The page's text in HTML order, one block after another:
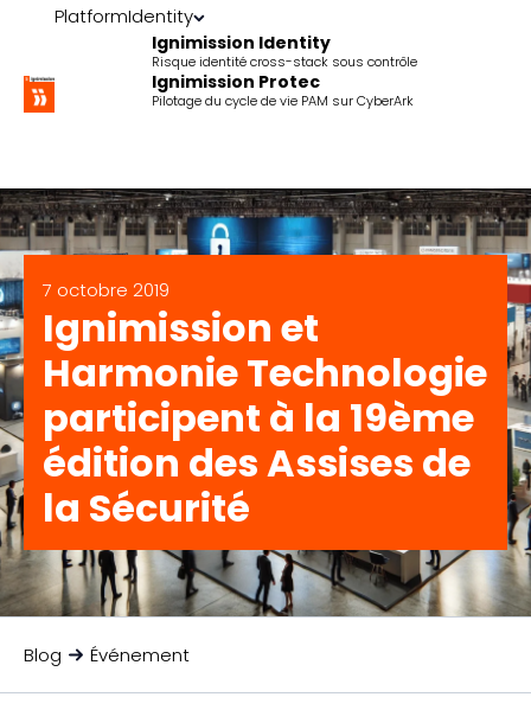
PlatformIdentity
Ignimission Identity
Risque identité cross-stack sous contrôle
Ignimission Protec
Pilotage du cycle de vie PAM sur CyberArk
7 octobre 2019
Ignimission et
Harmonie Technologie
participent à la 19ème
édition des Assises de
la Sécurité
Blog Événement